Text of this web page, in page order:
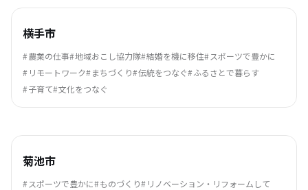
横手市
農業の仕事 地域おこし協力隊 結婚を機に移住 スポーツで豊かに
リモートワーク
まちづくり 伝統をつなぐ
ふるさとで暮らす
子育て 文化をつなぐ
菊池市
スポーツで豊かに ものづくり
リノベーション・リフォームして